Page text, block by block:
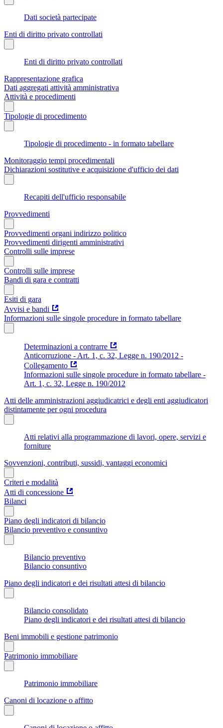
Dati società partecipate
Enti di diritto privato controllati
Enti di diritto privato controllati
Rappresentazione grafica
Dati aggregati attività amministrativa
Attività e procedimenti
Tipologie di procedimento
Tipologie di procedimento - in formato tabellare
Monitoraggio tempi procedimentali
Dichiarazioni sostitutive e acquisizione d'ufficio dei dati
Recapiti dell'ufficio responsabile
Provvedimenti
Provvedimenti organi indirizzo politico
Provvedimenti dirigenti amministrativi
Controlli sulle imprese
Controlli sulle imprese
Bandi di gara e contratti
Esiti di gara
Avvisi e bandi
Informazioni sulle singole procedure in formato tabellare
Determinazioni a contrarre
Anticorruzione - Art. 1, c. 32, Legge n. 190/2012 -
Collegamento
Informazioni sulle singole procedure in formato tabellare -
Art. 1, c. 32, Legge n. 190/2012
Atti delle amministrazioni aggiudicatrici e degli enti aggiudicatori
distintamente per ogni procedura
Atti relativi alla programmazione di lavori, opere, servizi e
forniture
Sovvenzioni, contributi, sussidi, vantaggi economici
Criteri e modalità
Atti di concessione
Bilanci
Piano degli indicatori di bilancio
Bilancio preventivo e consuntivo
Bilancio preventivo
Bilancio consuntivo
Piano degli indicatori e dei risultati attesi di bilancio
Bilancio consolidato
Piano degli indicatori e dei risultati attesi di bilancio
Beni immobili e gestione patrimonio
Patrimonio immobiliare
Patrimonio immobiliare
Canoni di locazione o affitto